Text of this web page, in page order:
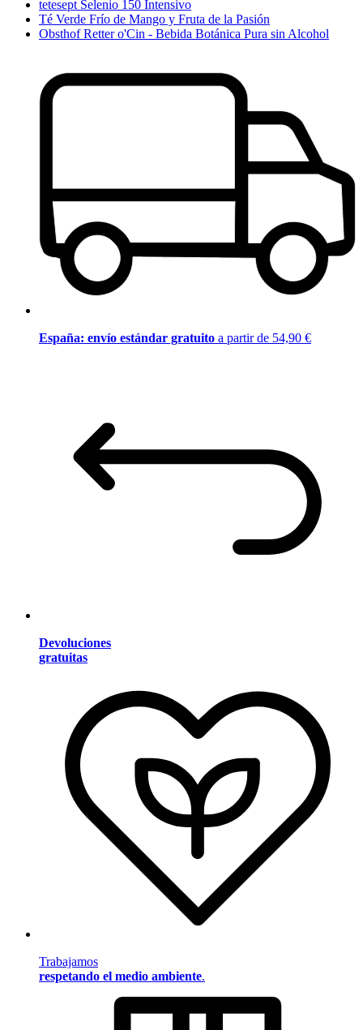
tetesept Selenio 150 Intensivo
Té Verde Frío de Mango y Fruta de la Pasión
Obsthof Retter o'Cin - Bebida Botánica Pura sin Alcohol
España: envío estándar gratuito a partir de 54,90 €
Devoluciones
gratuitas
Trabajamos
respetando el medio ambiente.